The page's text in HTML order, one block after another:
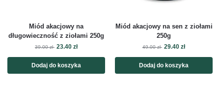
Miód akacjowy na
długowieczność z ziołami 250g
39.00zł 23.40 zł
Dodaj do koszyka
Miód akacjowy na sen z ziołami
250g
49.00zł 29.40 zł
Dodaj do koszyka